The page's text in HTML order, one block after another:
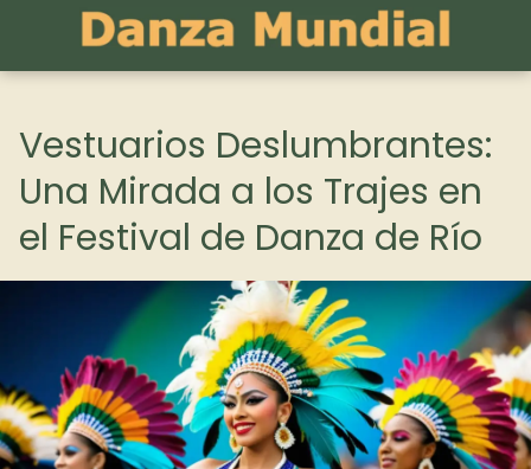
Vestuarios Deslumbrantes:
Una Mirada a los Trajes en
el Festival de Danza de Río